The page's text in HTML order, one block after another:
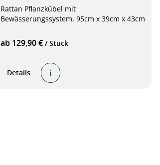
Rattan Pflanzkübel mit
Bewässerungssystem, 95cm x 39cm x 43cm
ab 129,90 € / Stück
Details